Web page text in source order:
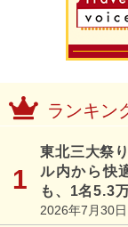
ランキン
東北三大祭
ル内から快
も、1名5.3
2026年7月30日